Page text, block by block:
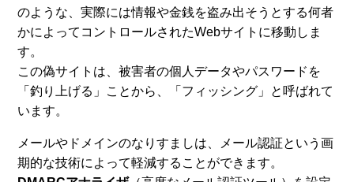
のような、実際には情報や金銭を盗み出そうとする何者
かによってコントロールされたWebサイトに移動しま
す。
この偽サイトは、被害者の個人データやパスワードを
「釣り上げる」ことから、「フィッシング」と呼ばれて
います。
メールやドメインのなりすましは、メール認証という画
期的な技術によって軽減することができます。